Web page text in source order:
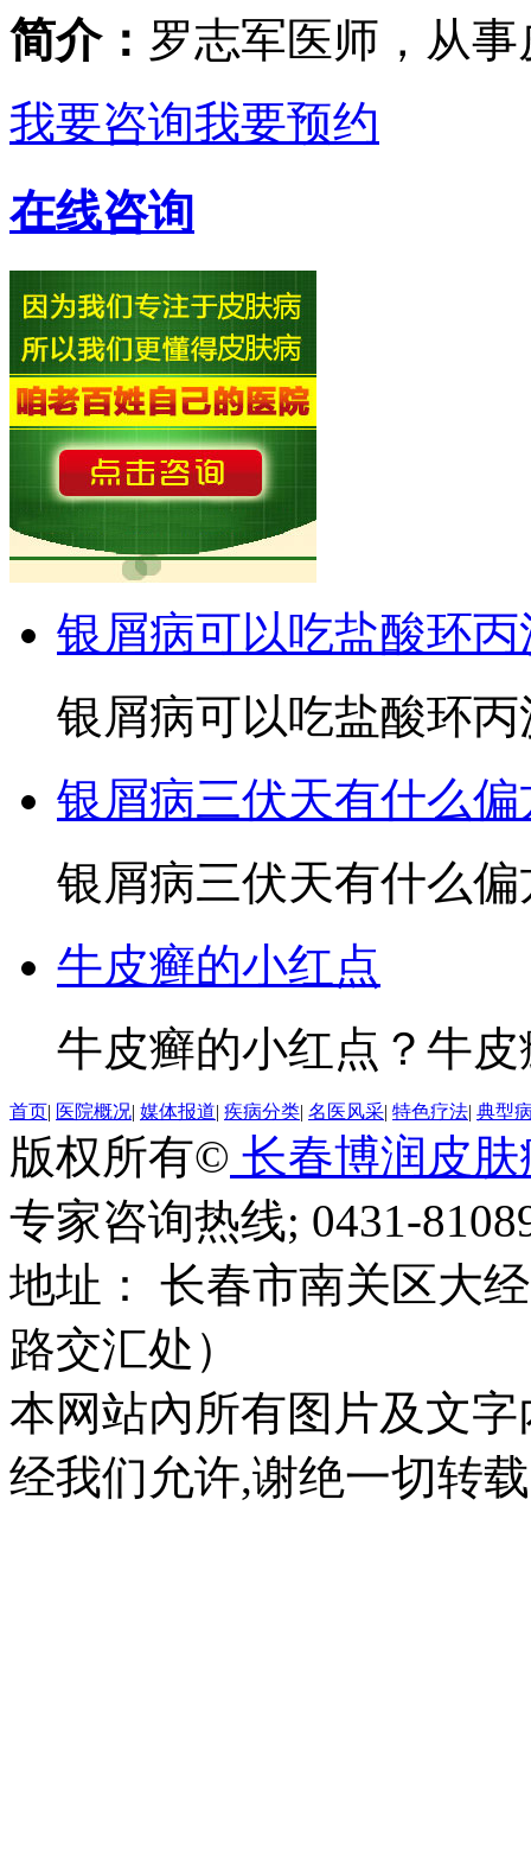
简介： 罗志军医师，从事
我要咨询我要预约
在线咨询
银屑病可以吃盐酸环丙
银屑病可以吃盐酸环
银屑病三伏天有什么偏
银屑病三伏天有什么
牛皮癣的小红点
牛皮癣的小红点？牛
首页| 医院概况| 媒体报道| 疾病分类| 名医风采| 特色疗法| 典型
版权所有© 长春博润皮
专家咨询热线; 0431-
地址： 长春市南关区大
路交汇处）
本网站內所有图片及文
经我们允许,谢绝一切转载